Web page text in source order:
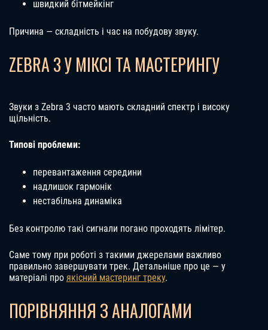
швидкий бітмейкінг
Причина — складність і час на побудову звуку.
ZEBRA 3 У МІКСІ ТА МАСТЕРИНГУ
Звуки з Zebra 3 часто мають складний спектр і високу
щільність.
Типові проблеми:
перевантаження середини
надлишок гармонік
нестабільна динаміка
Без контролю такі сигнали погано проходять лімітер.
Саме тому при роботі з такими джерелами важливо
правильно завершувати трек. Детальніше про це — у
матеріалі про якісний мастеринг треку.
ПОРІВНЯННЯ З АНАЛОГАМИ